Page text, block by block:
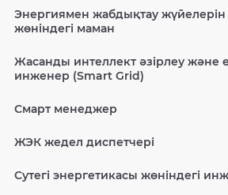
Энергиямен жабдықтау
жөніндегі маман
Жасанды интеллект әзірлеу және
инженер (Smart Grid)
Смарт менеджер
ЖЭК жедел диспетчері
Сутегі энергетикасы жөніндегі